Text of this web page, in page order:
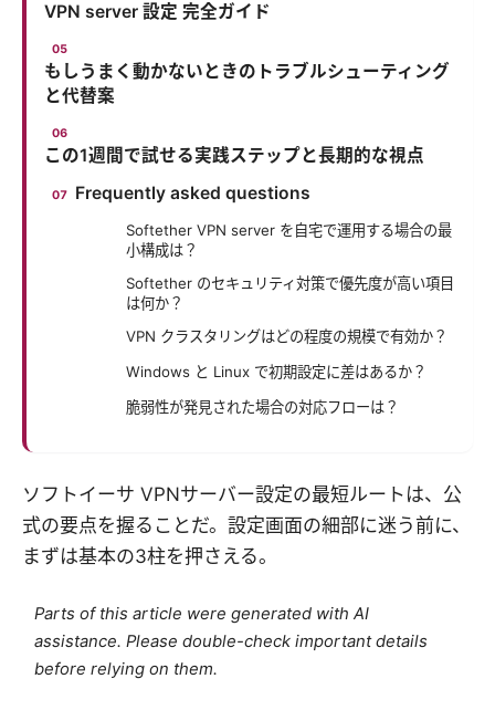
VPN server 設定 完全ガイド
もしうまく動かないときのトラブルシューティング
と代替案
この1週間で試せる実践ステップと長期的な視点
Frequently asked questions
Softether VPN server を自宅で運用する場合の最
小構成は？
Softether のセキュリティ対策で優先度が高い項目
は何か？
VPN クラスタリングはどの程度の規模で有効か？
Windows と Linux で初期設定に差はあるか？
脆弱性が発見された場合の対応フローは？
ソフトイーサ VPNサーバー設定の最短ルートは、公
式の要点を握ることだ。設定画面の細部に迷う前に、
まずは基本の3柱を押さえる。
Parts of this article were generated with AI
assistance. Please double-check important details
before relying on them.